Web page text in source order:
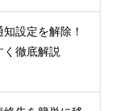
設定を解除！
徹底解説